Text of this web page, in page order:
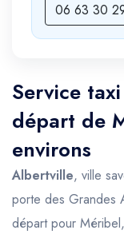
06 63 30
Service
départ de
environs
Albertville, ville
porte des Grandes
départ pour